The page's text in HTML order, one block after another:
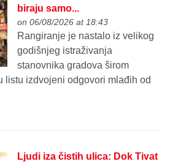
biraju samo...
on 06/08/2026 at 18:43
Rangiranje je nastalo iz velikog
godišnjeg istraživanja
stanovnika gradova širom
listu izdvojeni odgovori mlađih od
Ljudi iza čistih ulica: Dok Tivat